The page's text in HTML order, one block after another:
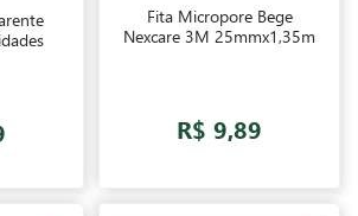
Fita Micropore Bege
Nexcare 3M 25mmx1,35m
R$ 9,89